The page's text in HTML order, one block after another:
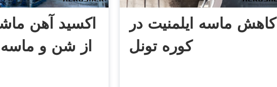
اکسید آهن
از شن و
کاهش ماسه ایلمنیت در
کوره تونل